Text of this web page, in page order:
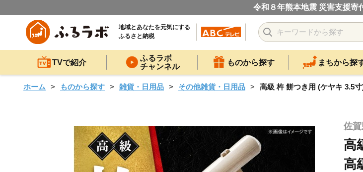
令和８年熊本地震 災害支援寄
地域とあなたを元気にする
ふるさと納税
TVで紹介
ふるラボ
チャンネル
ものから探す まちから探
ホーム ものから探す 雑貨・日用品 その他雑貨・日用品 高級 杵 餅つき用 (ケヤキ 3.5
佐賀
高
高